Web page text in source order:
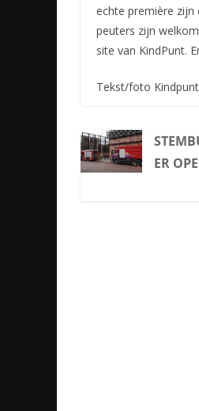
echte première
peuters zijn
site van KindPunt.
Tekst/foto Kindpunt
ER